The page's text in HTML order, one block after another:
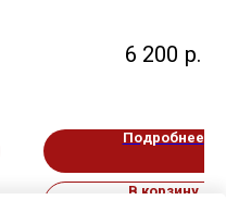
6 200 р.
Подробнее
В корзину